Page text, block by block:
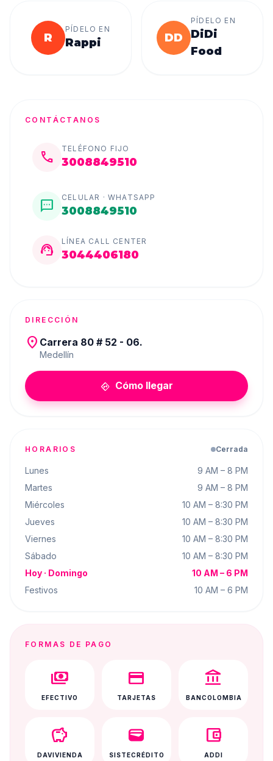
R
PÍDELO EN
Rappi DD
PÍDELO EN
DiDi
Food
CONTÁCTANOS
call
TELÉFONO FIJO
3008849510
sms
CELULAR · WHATSAPP
3008849510
support_agent
LÍNEA CALL CENTER
3044406180
DIRECCIÓN
place Carrera 80 # 52 - 06.
Medellín
directions Cómo llegar
HORARIOS Cerrada
Lunes
9 AM – 8 PM
Martes
9 AM – 8 PM
Miércoles
10 AM – 8:30 PM
Jueves
10 AM – 8:30 PM
Viernes
10 AM – 8:30 PM
Sábado
10 AM – 8:30 PM
Hoy · Domingo
10 AM – 6 PM
Festivos
10 AM – 6 PM
FORMAS DE PAGO
payments
EFECTIVO
credit_card
TARJETAS
account_balance
BANCOLOMBIA
savings
DAVIVIENDA
wallet
SISTECRÉDITO
account_balance_wallet
ADDI